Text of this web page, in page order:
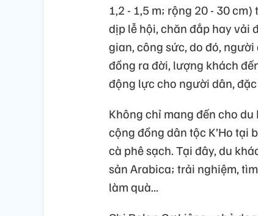
1,2 - 1,5 m; rộng 20 - 30
dịp lễ hội, chăn đắp hay vải
gian, công sức, do đó,
đồng ra đời, lượng khách
động lực cho người dân,
Không chỉ mang đến cho
cộng đồng dân tộc K’Ho tại
cà phê sạch. Tại đây, du
sản Arabica; trải nghiệm,
làm quà...